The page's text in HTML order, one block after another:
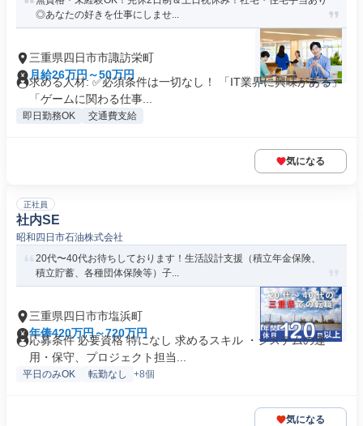
◎あなたの好きを仕事にしませ...
三重県四日市市諏訪栄町
月給26万円～50万円
求める人材: ✅必須条件は一切なし！ 「IT業界に興味がある」
「ゲームに関わる仕事...
即日勤務OK 交通費支給
気になる
正社員
社内SE
昭和四日市石油株式会社
20代〜40代お待ちしております！生活設計支援（積立年金保険、
積立貯蓄、各種団体保険等）子...
三重県四日市市塩浜町
年俸420万円～720万円
応募条件 必要資格 特になし 求めるスキル ・システムの運
用・保守、プロジェクト担当...
平日のみOK 転勤なし +8個
気になる